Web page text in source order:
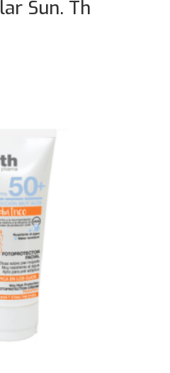
Sun. Th